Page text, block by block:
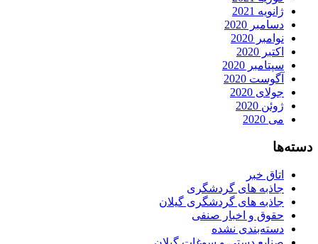
ژانویه 2021
دسامبر 2020
نوامبر 2020
اکتبر 2020
سپتامبر 2020
آگوست 2020
جولای 2020
ژوئن 2020
می 2020
دسته‌ها
اتاق خبر
جاذبه های گردشگری
جاذبه های گردشگری گیلان
حقوق و اخبار صنفی
دسته‌بندی نشده